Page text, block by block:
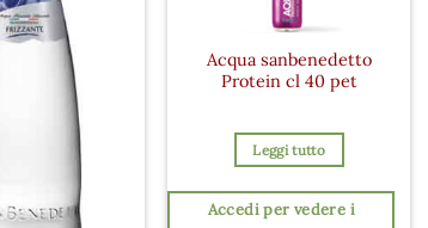
Acqua sanbenedetto
Protein cl 40 pet
Leggi tutto
Accedi per vedere i